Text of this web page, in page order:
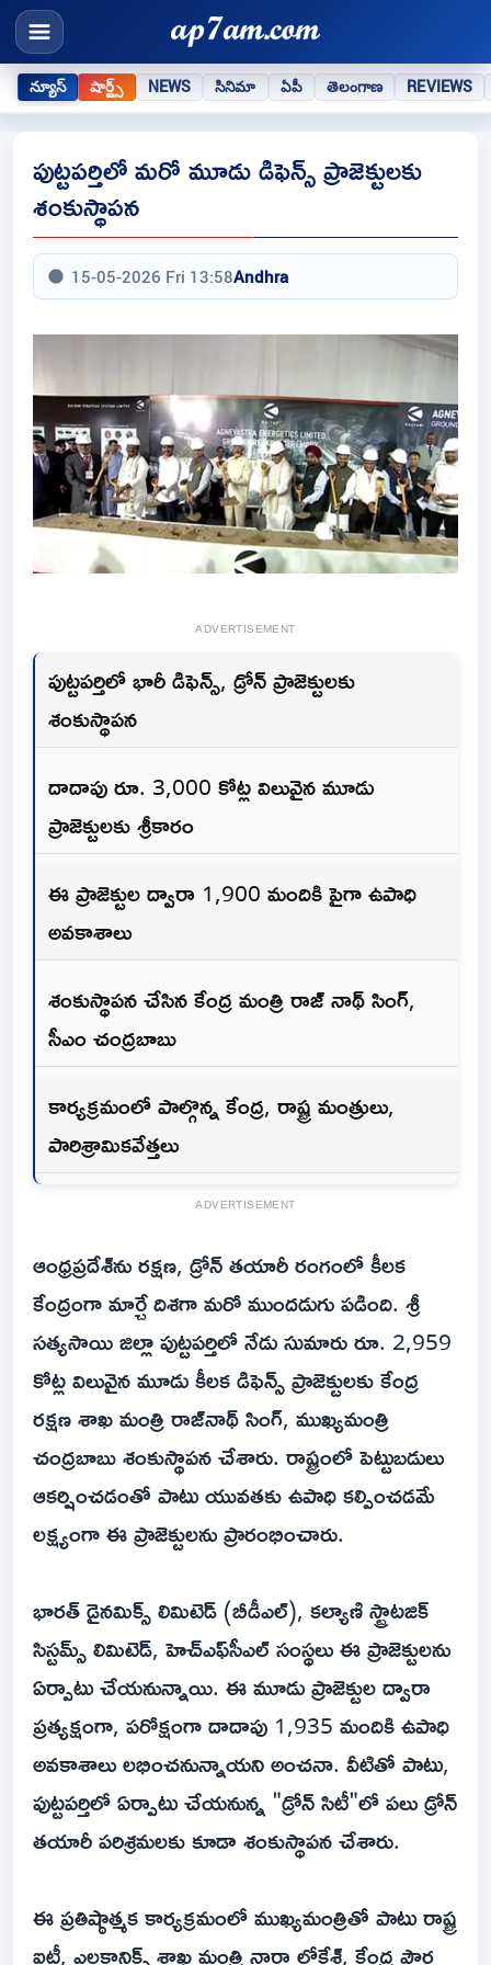
న్యూస్ షార్ట్స్ NEWS సినిమా ఏపీ తెలంగాణ REVIEWS
పుట్టపర్తిలో మరో మూడు డిఫెన్స్ ప్రాజెక్టులకు
శంకుస్థాపన
15-05-2026 Fri 13:58Andhra
ADVERTISEMENT
పుట్టపర్తిలో భారీ డిఫెన్స్, డ్రోన్ ప్రాజెక్టులకు
శంకుస్థాపన
దాదాపు రూ. 3,000 కోట్ల విలువైన మూడు
ప్రాజెక్టులకు శ్రీకారం
ఈ ప్రాజెక్టుల ద్వారా 1,900 మందికి పైగా ఉపాధి
అవకాశాలు
శంకుస్థాపన చేసిన కేంద్ర మంత్రి రాజ్ నాథ్ సింగ్,
సీఎం చంద్రబాబు
కార్యక్రమంలో పాల్గొన్న కేంద్ర, రాష్ట్ర మంత్రులు,
పారిశ్రామికవేత్తలు
ADVERTISEMENT
ఆంధ్రప్రదేశ్‌ను రక్షణ, డ్రోన్ తయారీ రంగంలో కీలక
కేంద్రంగా మార్చే దిశగా మరో ముందడుగు పడింది. శ్రీ
సత్యసాయి జిల్లా పుట్టపర్తిలో నేడు సుమారు రూ. 2,959
కోట్ల విలువైన మూడు కీలక డిఫెన్స్ ప్రాజెక్టులకు కేంద్ర
రక్షణ శాఖ మంత్రి రాజ్‌నాథ్ సింగ్, ముఖ్యమంత్రి
చంద్రబాబు శంకుస్థాపన చేశారు. రాష్ట్రంలో పెట్టుబడులు
ఆకర్షించడంతో పాటు యువతకు ఉపాధి కల్పించడమే
లక్ష్యంగా ఈ ప్రాజెక్టులను ప్రారంభించారు.
భారత్ డైనమిక్స్ లిమిటెడ్ (బీడీఎల్), కల్యాణి స్ట్రాటజిక్
సిస్టమ్స్ లిమిటెడ్, హెచ్‌ఎఫ్‌సీఎల్ సంస్థలు ఈ ప్రాజెక్టులను
ఏర్పాటు చేయనున్నాయి. ఈ మూడు ప్రాజెక్టుల ద్వారా
ప్రత్యక్షంగా, పరోక్షంగా దాదాపు 1,935 మందికి ఉపాధి
అవకాశాలు లభించనున్నాయని అంచనా. వీటితో పాటు,
పుట్టపర్తిలో ఏర్పాటు చేయనున్న "డ్రోన్ సిటీ"లో పలు డ్రోన్
తయారీ పరిశ్రమలకు కూడా శంకుస్థాపన చేశారు.
ఈ ప్రతిష్ఠాత్మక కార్యక్రమంలో ముఖ్యమంత్రితో పాటు రాష్ట్ర
ఐటీ, ఎలక్ట్రానిక్స్ శాఖ మంత్రి నారా లోకేశ్‌, కేంద్ర పౌర